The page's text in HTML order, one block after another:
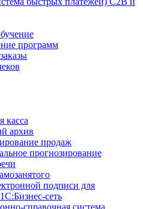
программ
касса
архив
продаж
прогнозирование
подписи для
сеть
справочная система